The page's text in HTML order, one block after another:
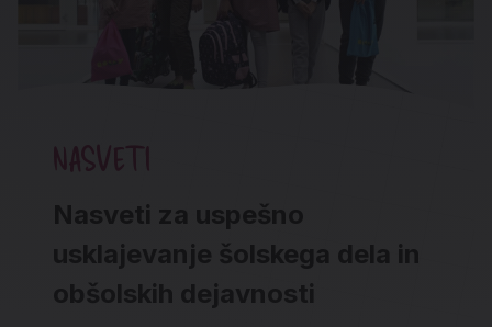
NASVETI
Nasveti za uspešno
usklajevanje šolskega dela in
obšolskih dejavnosti